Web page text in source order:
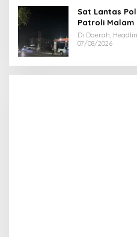
Sat Lantas
Patroli Malam
Kelancaran
Di Daerah,
07/08/2026